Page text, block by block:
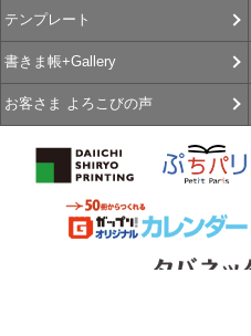
テンプレート
書きま帳+Gallery
お客さま よろこびの声